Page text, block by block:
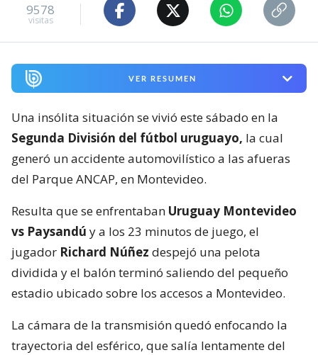
9578
visitas
VER RESUMEN
Una insólita situación se vivió este sábado en la
Segunda División del fútbol uruguayo, la cual
generó un accidente automovilístico a las afueras
del Parque ANCAP, en Montevideo.
Resulta que se enfrentaban Uruguay Montevideo
vs Paysandú y a los 23 minutos de juego, el
jugador Richard Núñez despejó una pelota
dividida y el balón terminó saliendo del pequeño
estadio ubicado sobre los accesos a Montevideo.
La cámara de la transmisión quedó enfocando la
trayectoria del esférico, que salía lentamente del